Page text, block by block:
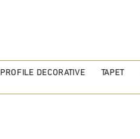
PROFILE DECORATIVE TAPET